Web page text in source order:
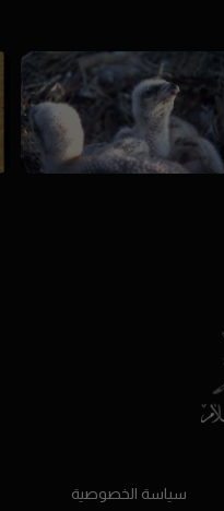
سياسة الخصوصية